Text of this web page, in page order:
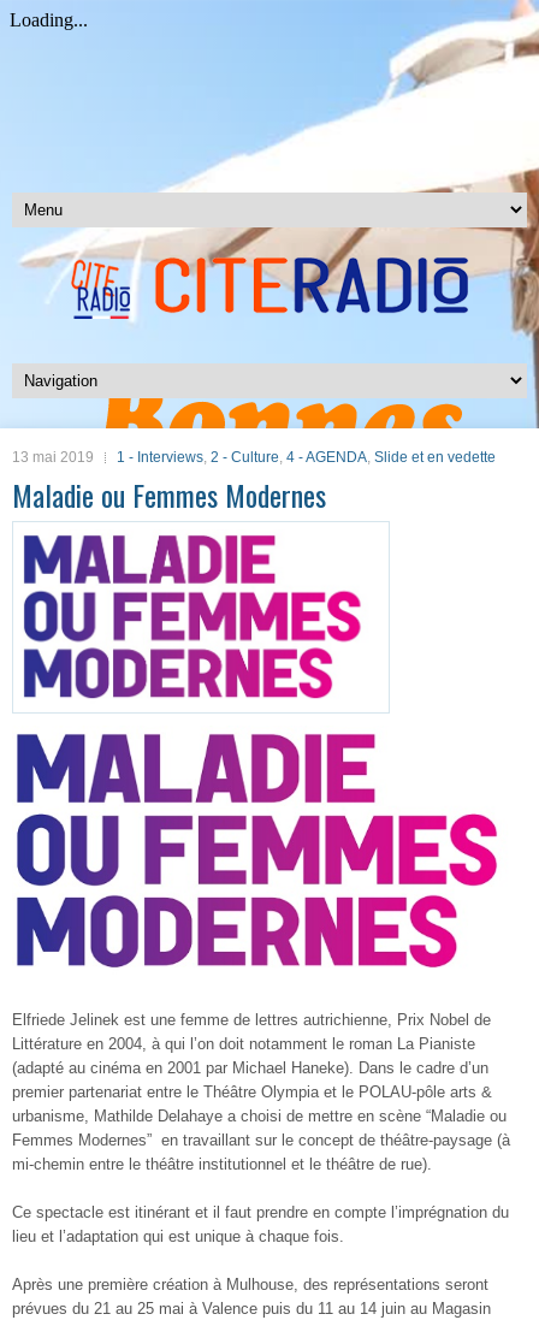
13 mai 2019 1 - Interviews, 2 - Culture, 4 - AGENDA, Slide et en vedette
Maladie ou Femmes Modernes
Elfriede Jelinek est une femme de lettres autrichienne, Prix Nobel de
Littérature en 2004, à qui l’on doit notamment le roman La Pianiste
(adapté au cinéma en 2001 par Michael Haneke). Dans le cadre d’un
premier partenariat entre le Théâtre Olympia et le POLAU-pôle arts &
urbanisme, Mathilde Delahaye a choisi de mettre en scène “Maladie ou
Femmes Modernes” en travaillant sur le concept de théâtre-paysage (à
mi-chemin entre le théâtre institutionnel et le théâtre de rue).
Ce spectacle est itinérant et il faut prendre en compte l’imprégnation du
lieu et l’adaptation qui est unique à chaque fois.
Après une première création à Mulhouse, des représentations seront
prévues du 21 au 25 mai à Valence puis du 11 au 14 juin au Magasin